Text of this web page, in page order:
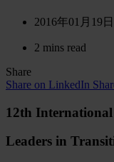
2016年01月19日
2 mins read
Share
Share on LinkedIn
12th International
Leaders in